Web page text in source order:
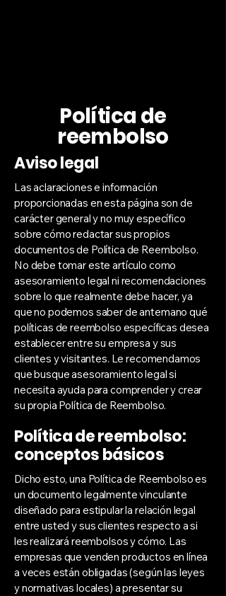
Política de
reembolso
Aviso legal
Las aclaraciones e información
proporcionadas en esta página son de
carácter general y no muy específico
sobre cómo redactar sus propios
documentos de Política de Reembolso.
No debe tomar este artículo como
asesoramiento legal ni recomendaciones
sobre lo que realmente debe hacer, ya
que no podemos saber de antemano qué
políticas de reembolso específicas desea
establecer entre su empresa y sus
clientes y visitantes. Le recomendamos
que busque asesoramiento legal si
necesita ayuda para comprender y crear
su propia Política de Reembolso.
Política de reembolso:
conceptos básicos
Dicho esto, una Política de Reembolso es
un documento legalmente vinculante
diseñado para estipular la relación legal
entre usted y sus clientes respecto a si
les realizará reembolsos y cómo. Las
empresas que venden productos en línea
a veces están obligadas (según las leyes
y normativas locales) a presentar su